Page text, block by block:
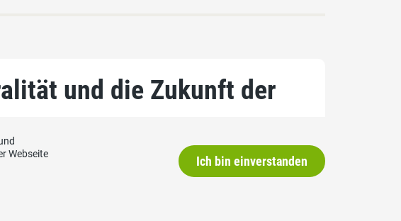
und die Zukunft der
Webseite
Ich bin einverstanden